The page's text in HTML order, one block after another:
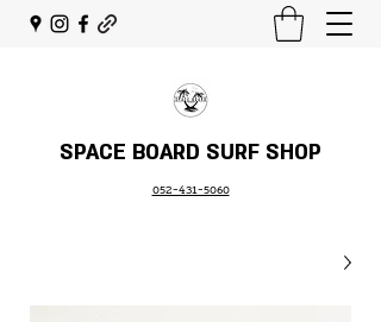
SPACE BOARD SURF SHOP
052-431-5060